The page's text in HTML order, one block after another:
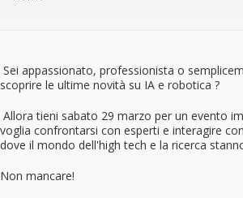
Sei appassionato, professionista o
scoprire le ultime novità su IA e robotica ?
Allora tieni sabato 29 marzo per un evento
voglia confrontarsi con esperti e interagire
dove il mondo dell'high tech e la ricerca
Non mancare!